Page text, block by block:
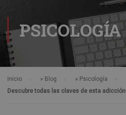
PSICOLOGÍA
Inicio » Blog » Psicología
Descubre todas las claves de esta adicción